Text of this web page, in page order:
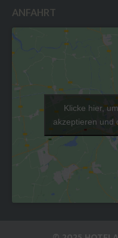
ANFAHRT
Klicke hier,
akzeptieren und